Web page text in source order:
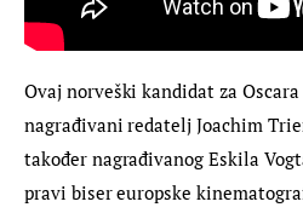
Ovaj norveški kandidat za
nagrađivani redatelj Joachim
također nagrađivanog Eskila
pravi biser europske